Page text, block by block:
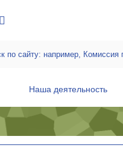
Наша деятельность